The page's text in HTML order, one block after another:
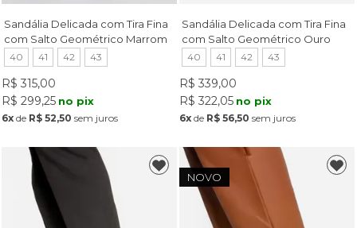
Sandália Delicada com Tira Fina
com Salto Geométrico Marrom
40 41 42 43
R$ 315,00
R$ 299,25 no pix
6xde R$ 52,50 sem juros
Sandália Delicada com Tira Fina
com Salto Geométrico Ouro
40 41 42 43
R$ 339,00
R$ 322,05 no pix
6x de R$ 56,50 sem juros
NOVO